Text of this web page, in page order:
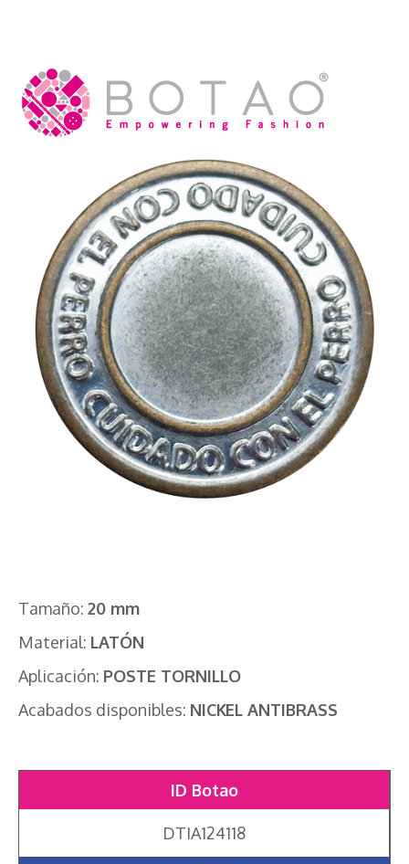
Tamaño: 20 mm
Material: LATÓN
Aplicación: POSTE TORNILLO
Acabados disponibles: NICKEL ANTIBRASS
ID Botao
DTIA124118